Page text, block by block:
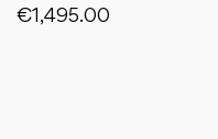
€1,495.00